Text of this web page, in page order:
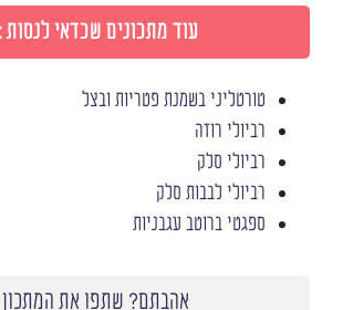
עוד מתכונים שכדאי לנסות
טורטליני בשמנת פטריות ובצל
רביולי רוזה
רביולי סלק
רביולי לבבות סלק
ספגטי ברוטב עגבניות
אהבתם? שתפו את המתכון